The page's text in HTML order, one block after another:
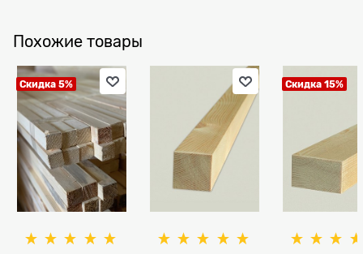
Похожие товары
Скидка 5% Скидка 15%